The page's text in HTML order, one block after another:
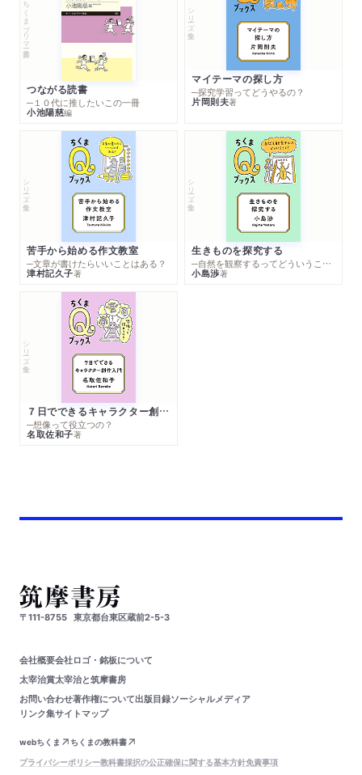
ちくまプリマー新書
つながる読書
─１０代に推したいこの一冊
小池陽慈編
シリーズ・全集
マイテーマの探し方
─探究学習ってどうやるの？
片岡則夫著
シリーズ・全集
苦手から始める作文教室
─文章が書けたらいいことはある？
津村記久子著
シリーズ・全集
生きものを探究する
─自然を観察するってどういうこと？
小島渉著
シリーズ・全集
７日でできるキャラクター創作入門
─想像って役立つの？
名取佐和子著
〒111-8755 東京都台東区蔵前2-5-3
会社概要会社ロゴ・銘板について
太宰治賞太宰治と筑摩書房
お問い合わせ著作権について出版目録ソーシャルメディア
リンク集サイトマップ
webちくま
ちくまの教科書
プライバシーポリシー教科書採択の公正確保に関する基本方針免責事項